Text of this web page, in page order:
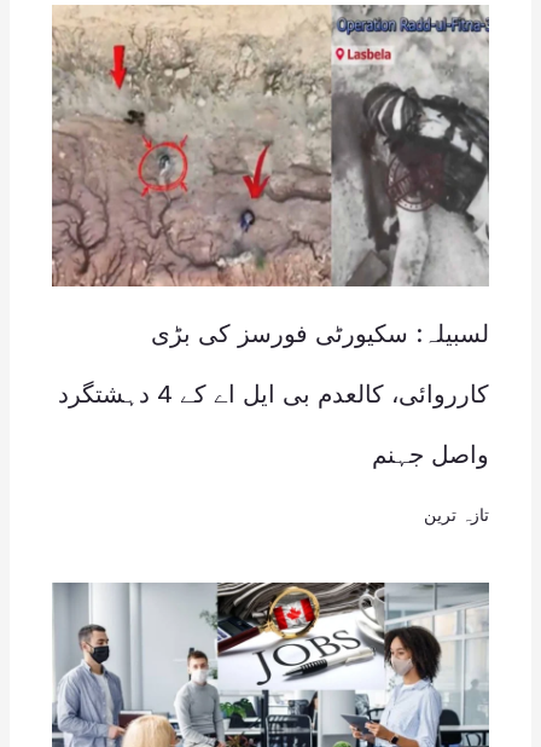
لسبیلہ: سکیورٹی فورسز کی بڑی
کارروائی، کالعدم بی ایل اے کے 4 دہشتگرد
واصل جہنم
تازہ ترین